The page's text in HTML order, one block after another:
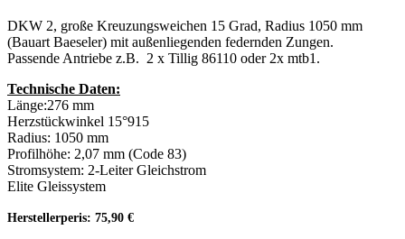
DKW 2, große Kreuzungsweichen 15 Grad, Radius 1050 mm
(Bauart Baeseler) mit außenliegenden federnden Zungen.
Passende Antriebe z.B. 2 x Tillig 86110 oder 2x mtb1.
Technische Daten:
Länge:276 mm
Herzstückwinkel 15°915
Radius: 1050 mm
Profilhöhe: 2,07 mm (Code 83)
Stromsystem: 2-Leiter Gleichstrom
Elite Gleissystem
Herstellerperis: 75,90 €